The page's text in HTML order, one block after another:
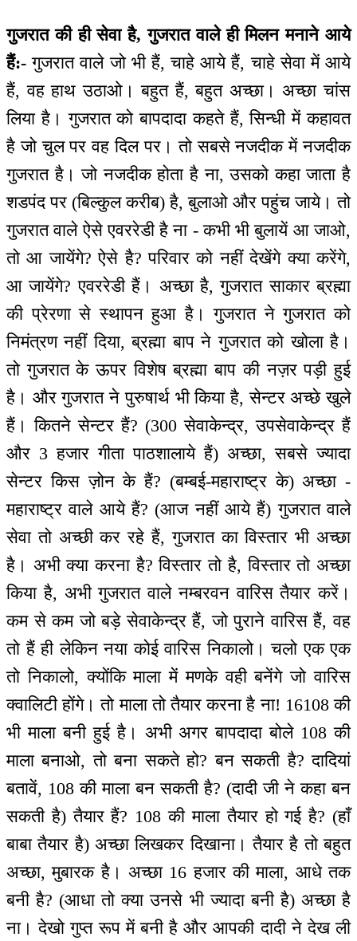
गुजरात की ही सेवा है, गुजरात वाले ही मिलन मनाने आये
हैं:- गुजरात वाले जो भी हैं, चाहे आये हैं, चाहे सेवा में आये
हैं, वह हाथ उठाओ। बहुत हैं, बहुत अच्छा। अच्छा चांस
लिया है। गुजरात को बापदादा कहते हैं, सिन्धी में कहावत
है जो चुल पर वह दिल पर। तो सबसे नजदीक में नजदीक
गुजरात है। जो नजदीक होता है ना, उसको कहा जाता है
शडपंद पर (बिल्कुल करीब) है, बुलाओ और पहुंच जाये। तो
गुजरात वाले ऐसे एवररेडी है ना - कभी भी बुलायें आ जाओ,
तो आ जायेंगे? ऐसे है? परिवार को नहीं देखेंगे क्या करेंगे,
आ जायेंगे? एवररेडी हैं। अच्छा है, गुजरात साकार ब्रह्मा
की प्रेरणा से स्थापन हुआ है। गुजरात ने गुजरात को
निमंत्रण नहीं दिया, ब्रह्मा बाप ने गुजरात को खोला है।
तो गुजरात के ऊपर विशेष ब्रह्मा बाप की नज़र पड़ी हुई
है। और गुजरात ने पुरुषार्थ भी किया है, सेन्टर अच्छे खुले
हैं। कितने सेन्टर हैं? (300 सेवाकेन्द्र, उपसेवाकेन्द्र हैं
और 3 हजार गीता पाठशालाये हैं) अच्छा, सबसे ज्यादा
सेन्टर किस ज़ोन के हैं? (बम्बई-महाराष्ट्र के) अच्छा -
महाराष्ट्र वाले आये हैं? (आज नहीं आये हैं) गुजरात वाले
सेवा तो अच्छी कर रहे हैं, गुजरात का विस्तार भी अच्छा
है। अभी क्या करना है? विस्तार तो है, विस्तार तो अच्छा
किया है, अभी गुजरात वाले नम्बरवन वारिस तैयार करें।
कम से कम जो बड़े सेवाकेन्द्र हैं, जो पुराने वारिस हैं, वह
तो हैं ही लेकिन नया कोई वारिस निकालो। चलो एक एक
तो निकालो, क्योंकि माला में मणके वही बनेंगे जो वारिस
क्वालिटी होंगे। तो माला तो तैयार करना है ना! 16108 की
भी माला बनी हुई है। अभी अगर बापदादा बोले 108 की
माला बनाओ, तो बना सकते हो? बन सकती है? दादियां
बतावें, 108 की माला बन सकती है? (दादी जी ने कहा बन
सकती है) तैयार हैं? 108 की माला तैयार हो गई है? (हाँ
बाबा तैयार है) अच्छा लिखकर दिखाना। तैयार है तो बहुत
अच्छा, मुबारक है। अच्छा 16 हजार की माला, आधे तक
बनी है? (आधा तो क्या उनसे भी ज्यादा बनी है) अच्छा है
ना। देखो गुप्त रूप में बनी है और आपकी दादी ने देख ली